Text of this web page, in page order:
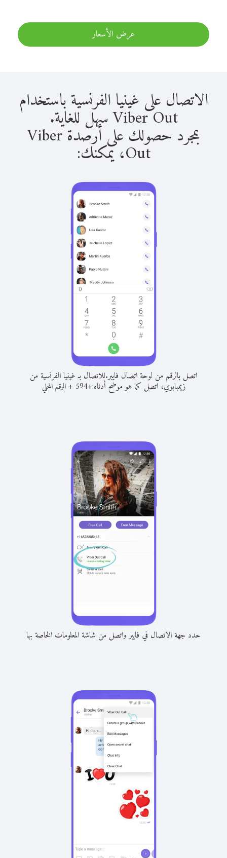
عرض الأسعار
الاتصال على غينيا الفرنسية باستخدام
Viber Out سهل للغاية.
بمجرد حصولك على أرصدة Viber
Out، يمكنك:
اتصل بالرقم من لوحة اتصال فايبر.للاتصال بـ غينيا الفرنسية من
زيمبابوي، اتصل كما هو موضح أدناه:+
594
+الرقم المحلي
حدد جهة الاتصال في فايبر واتصل من شاشة المعلومات الخاصة بها